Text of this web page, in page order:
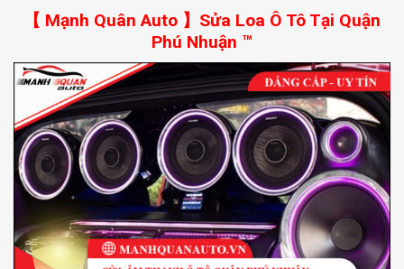
【 Mạnh Quân Auto 】Sửa Loa Ô Tô Tại Quận
Phú Nhuận ™